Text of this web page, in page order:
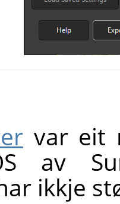
var eit
av
ikkje